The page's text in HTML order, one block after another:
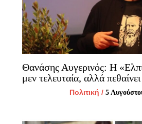
Θανάσης Αυγερινός: Η
μεν τελευταία, αλλά πεθαίνει
Πολιτική / 5